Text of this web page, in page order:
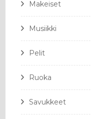
Makeiset
Musiikki
Pelit
Ruoka
Savukkeet